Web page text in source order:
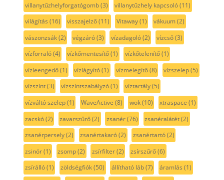
villanytűzhelyforgatógomb(3) villanytűzhely kapcsoló(11)
világítás (16) visszajelző(11) Vitaway(1) vákuum(2)
vászonzsák(2) végzáró(3) vízadagoló(2) vízcső(3)
vízforraló(4) vízkőmentesítő(1) vízkőtelenítő(1)
vízleengedő(1) vízlágyító(1) vízmelegítő(8) vízszelep(5)
vízszint(3) vízszintszabályzó(1) víztartály(5)
vízváltó szelep(1) WaveActive (8) wok(10) xtraspace (1)
zacskó(2) zavarszűrő(2) zsanér(76) zsanéralátét(2)
zsanérpersely(2) zsanértakaró(2) zsanértartó(2)
zsinór(1) zsomp(2) zsírfilter(2) zsírszűrő(6)
zsírálló(1) zöldségfiók(50) állítható láb(7) áramlás (1)